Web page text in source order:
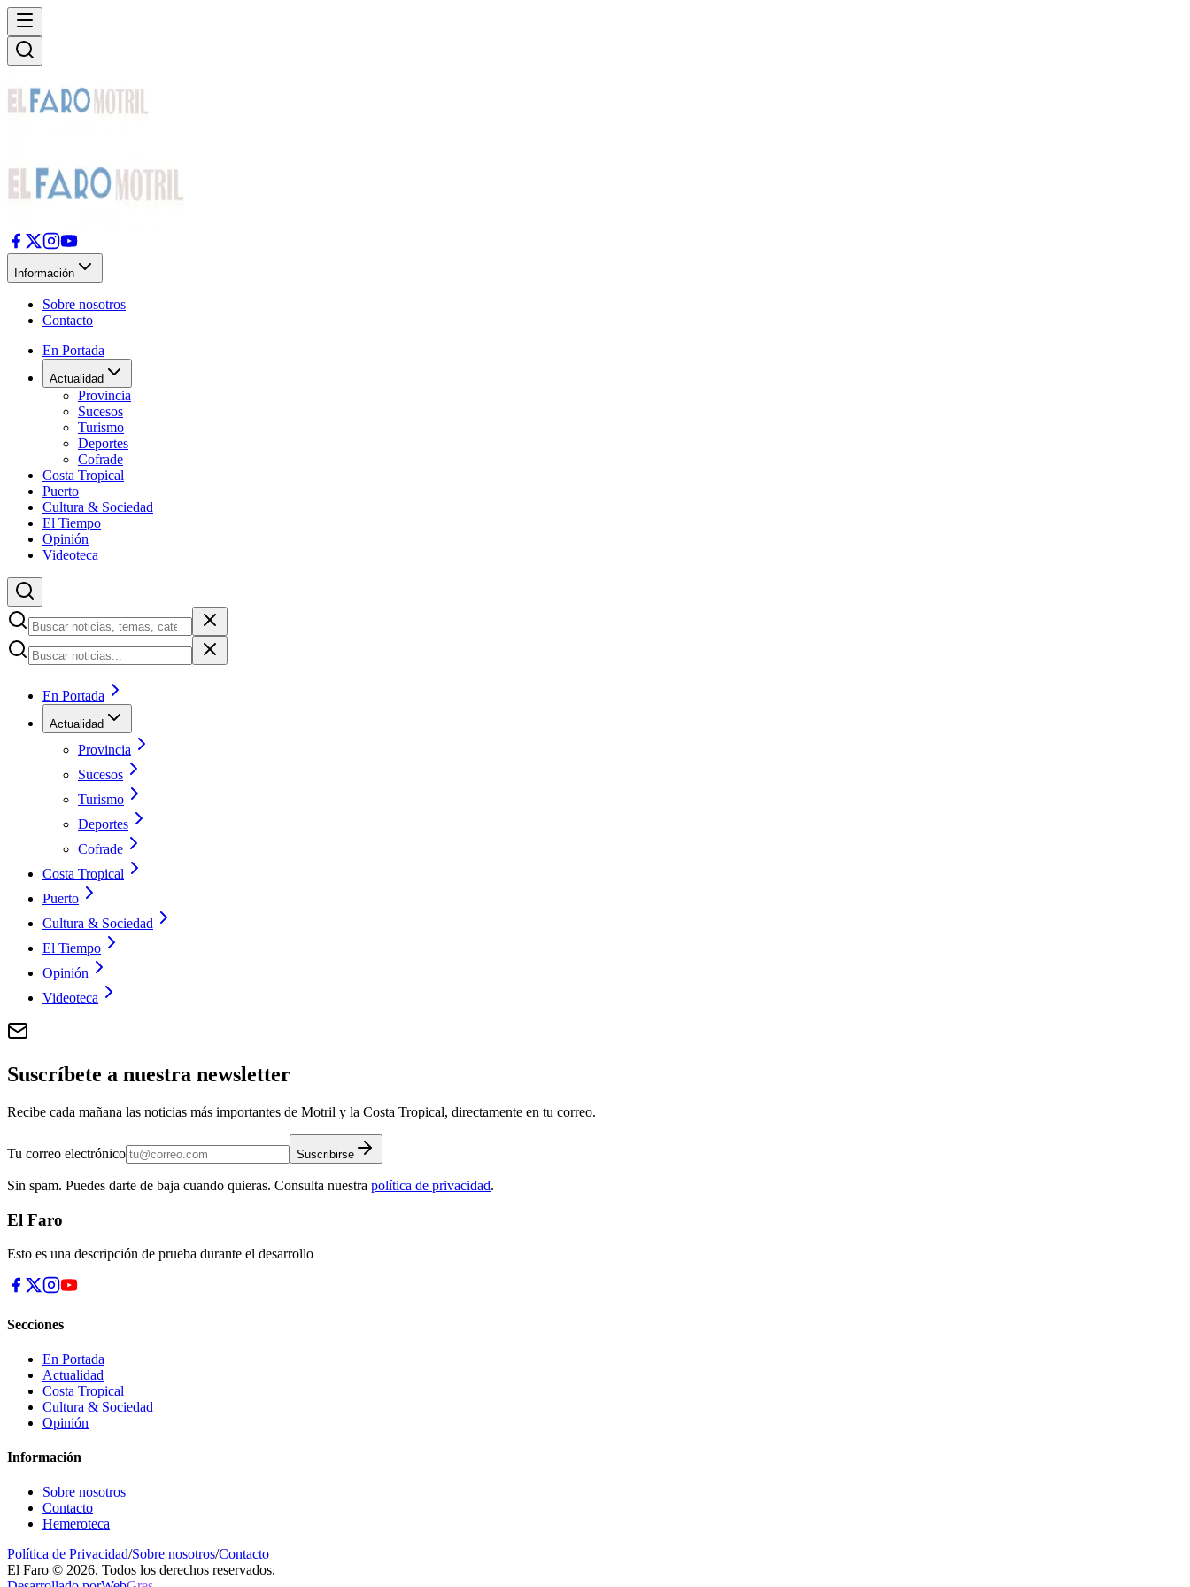
Información
Sobre nosotros
Contacto
En Portada
Actualidad
Provincia
Sucesos
Turismo
Deportes
Cofrade
Costa Tropical
Puerto
Cultura & Sociedad
El Tiempo
Opinión
Videoteca
En Portada
Actualidad
Provincia
Sucesos
Turismo
Deportes
Cofrade
Costa Tropical
Puerto
Cultura & Sociedad
El Tiempo
Opinión
Videoteca
Suscríbete a nuestra newsletter
Recibe cada mañana las noticias más importantes de Motril y la Costa Tropical, directamente en tu correo.
Tu correo electrónico Suscribirse
Sin spam. Puedes darte de baja cuando quieras. Consulta nuestra política de privacidad.
El Faro
Esto es una descripción de prueba durante el desarrollo
Secciones
En Portada
Actualidad
Costa Tropical
Cultura & Sociedad
Opinión
Información
Sobre nosotros
Contacto
Hemeroteca
Política de Privacidad/Sobre nosotros/Contacto
El Faro © 2026. Todos los derechos reservados.